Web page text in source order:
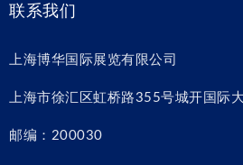
联系我们
上海博华国际展览有限公司
上海市徐汇区虹桥路355号城开国际
邮编：200030